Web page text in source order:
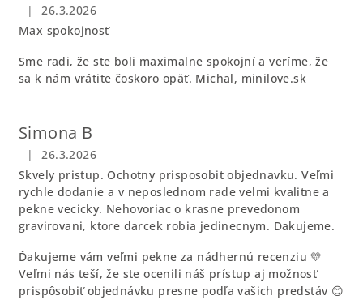
Hodnotenie obchodu je 5 z 5 hviezdičiek.
|
26.3.2026
Max spokojnosť
Sme radi, že ste boli maximalne spokojní a veríme, že
sa k nám vrátite čoskoro opäť. Michal, minilove.sk
Simona B
Hodnotenie obchodu je 5 z 5 hviezdičiek.
|
26.3.2026
Skvely pristup. Ochotny prisposobit objednavku. Veľmi
rychle dodanie a v neposlednom rade velmi kvalitne a
pekne vecicky. Nehovoriac o krasne prevedonom
gravirovani, ktore darcek robia jedinecnym. Dakujeme.
Ďakujeme vám veľmi pekne za nádhernú recenziu 💛
Veľmi nás teší, že ste ocenili náš prístup aj možnosť
prispôsobiť objednávku presne podľa vašich predstáv 😊